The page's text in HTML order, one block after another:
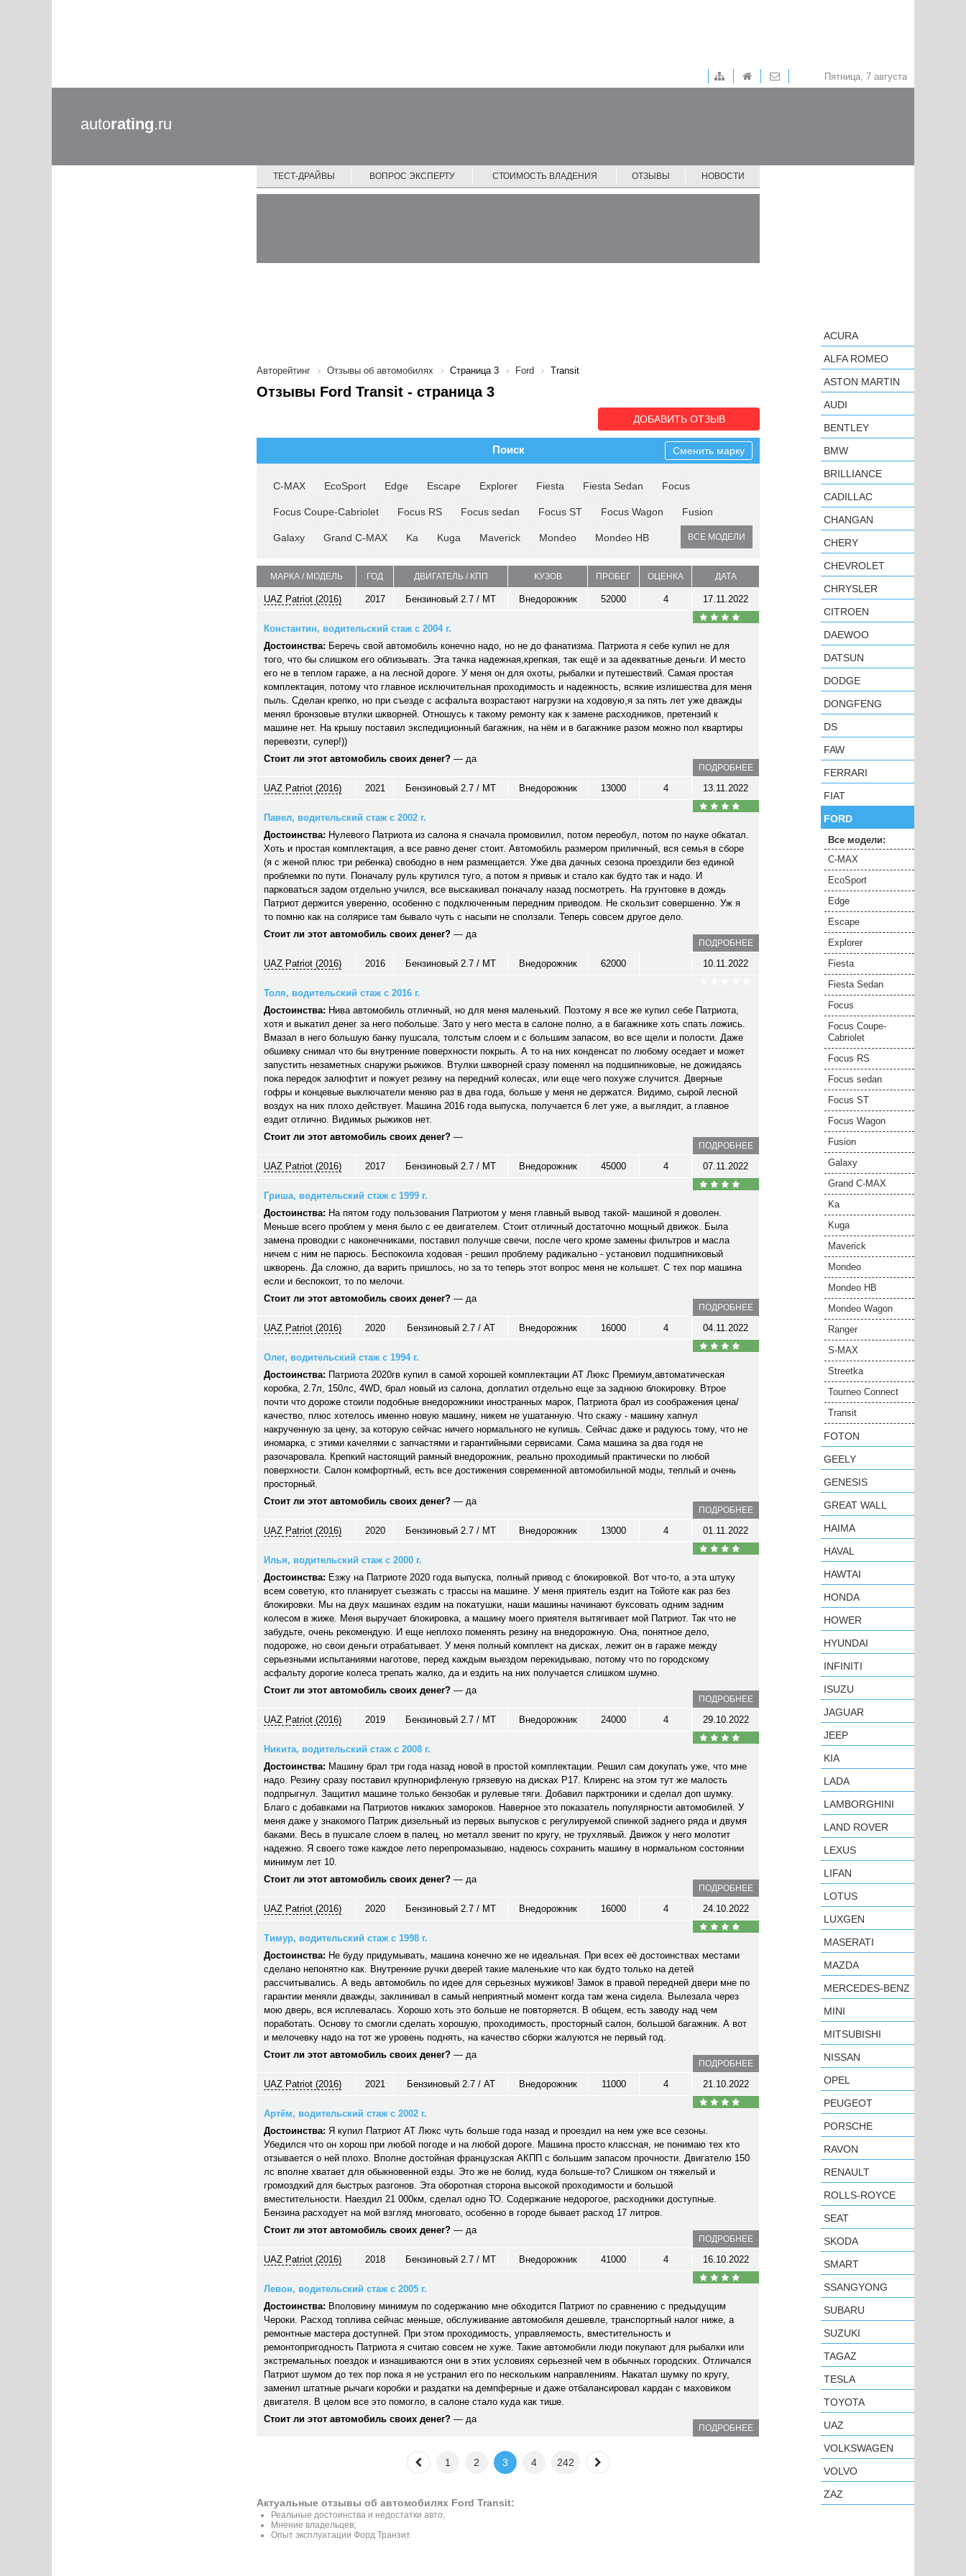
Пятница, 7 августа
autorating.ru
ТЕСТ-ДРАЙВЫ ВОПРОС ЭКСПЕРТУ СТОИМОСТЬ ВЛАДЕНИЯ ОТЗЫВЫ НОВОСТИ
Авторейтинг Отзывы об автомобилях Страница 3 Ford Transit
Отзывы Ford Transit - cтраница 3
ДОБАВИТЬ ОТЗЫВ
Поиск Сменить марку
C-MAX EcoSport Edge Escape Explorer Fiesta Fiesta Sedan Focus
Focus Coupe-Cabriolet Focus RS Focus sedan Focus ST Focus Wagon Fusion
Galaxy Grand C-MAX Ka Kuga Maverick Mondeo Mondeo HB ВСЕ МОДЕЛИ
МАРКА / МОДЕЛЬ ГОД ДВИГАТЕЛЬ / КПП КУЗОВ ПРОБЕГ ОЦЕНКА ДАТА
UAZ Patriot (2016) 2017 Бензиновый 2.7 / MT Внедорожник 52000 4 17.11.2022
Константин, водительский стаж с 2004 г.
Достоинства: Беречь свой автомобиль конечно надо, но не до фанатизма. Патриота я себе купил не для
того, что бы слишком его облизывать. Эта тачка надежная,крепкая, так ещё и за адекватные деньги. И место
его не в теплом гараже, а на лесной дороге. У меня он для охоты, рыбалки и путешествий. Самая простая
комплектация, потому что главное исключительная проходимость и надежность, всякие излишества для меня
пыль. Сделан крепко, но при съезде с асфальта возрастают нагрузки на ходовую,я за пять лет уже дважды
менял бронзовые втулки шкворней. Отношусь к такому ремонту как к замене расходников, претензий к
машине нет. На крышу поставил экспедиционный багажник, на нём и в багажнике разом можно пол квартиры
перевезти, супер!))
Стоит ли этот автомобиль своих денег? — да
ПОДРОБНЕЕ
UAZ Patriot (2016) 2021 Бензиновый 2.7 / MT Внедорожник 13000 4 13.11.2022
Павел, водительский стаж с 2002 г.
Достоинства: Нулевого Патриота из салона я сначала промовилил, потом переобул, потом по науке обкатал.
Хоть и простая комплектация, а все равно денег стоит. Автомобиль размером приличный, вся семья в сборе
(я с женой плюс три ребенка) свободно в нем размещается. Уже два дачных сезона проездили без единой
проблемки по пути. Поначалу руль крутился туго, а потом я привык и стало как будто так и надо. И
парковаться задом отдельно учился, все выскакивал поначалу назад посмотреть. На грунтовке в дождь
Патриот держится уверенно, особенно с подключенным передним приводом. Не скользит совершенно. Уж я
то помню как на солярисе там бывало чуть с насыпи не сползали. Теперь совсем другое дело.
Стоит ли этот автомобиль своих денег? — да
ПОДРОБНЕЕ
UAZ Patriot (2016) 2016 Бензиновый 2.7 / MT Внедорожник 62000 10.11.2022
Толя, водительский стаж с 2016 г.
Достоинства: Нива автомобиль отличный, но для меня маленький. Поэтому я все же купил себе Патриота,
хотя и выкатил денег за него побольше. Зато у него места в салоне полно, а в багажнике хоть спать ложись.
Вмазал в него большую банку пушсала, толстым слоем и с большим запасом, во все щели и полости. Даже
обшивку снимал что бы внутренние поверхности покрыть. А то на них конденсат по любому оседает и может
запустить незаметных снаружи рыжиков. Втулки шкворней сразу поменял на подшипниковые, не дожидаясь
пока передок залюфтит и пожует резину на передний колесах, или еще чего похуже случится. Дверные
гофры и концевые выключатели меняю раз в два года, больше у меня не держатся. Видимо, сырой лесной
воздух на них плохо действует. Машина 2016 года выпуска, получается 6 лет уже, а выглядит, а главное
ездит отлично. Видимых рыжиков нет.
Стоит ли этот автомобиль своих денег? —
ПОДРОБНЕЕ
UAZ Patriot (2016) 2017 Бензиновый 2.7 / MT Внедорожник 45000 4 07.11.2022
Гриша, водительский стаж с 1999 г.
Достоинства: На пятом году пользования Патриотом у меня главный вывод такой- машиной я доволен.
Меньше всего проблем у меня было с ее двигателем. Стоит отличный достаточно мощный движок. Была
замена проводки с наконечниками, поставил получше свечи, после чего кроме замены фильтров и масла
ничем с ним не парюсь. Беспокоила ходовая - решил проблему радикально - установил подшипниковый
шкворень. Да сложно, да варить пришлось, но за то теперь этот вопрос меня не колышет. С тех пор машина
если и беспокоит, то по мелочи.
Стоит ли этот автомобиль своих денег? — да
ПОДРОБНЕЕ
UAZ Patriot (2016) 2020 Бензиновый 2.7 / AT Внедорожник 16000 4 04.11.2022
Олег, водительский стаж с 1994 г.
Достоинства: Патриота 2020гв купил в самой хорошей комплектации АТ Люкс Премиум,автоматическая
коробка, 2.7л, 150лс, 4WD, брал новый из салона, доплатил отдельно еще за заднюю блокировку. Втрое
почти что дороже стоили подобные внедорожники иностранных марок, Патриота брал из соображения цена/
качество, плюс хотелось именно новую машину, никем не ушатанную. Что скажу - машину хапнул
накрученную за цену, за которую сейчас ничего нормального не купишь. Сейчас даже и радуюсь тому, что не
иномарка, с этими качелями с запчастями и гарантийными сервисами. Сама машина за два годя не
разочаровала. Крепкий настоящий рамный внедорожник, реально проходимый практически по любой
поверхности. Салон комфортный, есть все достижения современной автомобильной моды, теплый и очень
просторный.
Стоит ли этот автомобиль своих денег? — да
ПОДРОБНЕЕ
UAZ Patriot (2016) 2020 Бензиновый 2.7 / MT Внедорожник 13000 4 01.11.2022
Илья, водительский стаж с 2000 г.
Достоинства: Езжу на Патриоте 2020 года выпуска, полный привод с блокировкой. Вот что-то, а эта штуку
всем советую, кто планирует съезжать с трассы на машине. У меня приятель ездит на Тойоте как раз без
блокировки. Мы на двух машинах ездим на покатушки, наши машины начинают буксовать одним задним
колесом в жиже. Меня выручает блокировка, а машину моего приятеля вытягивает мой Патриот. Так что не
забудьте, очень рекомендую. И еще неплохо поменять резину на внедорожную. Она, понятное дело,
подороже, но свои деньги отрабатывает. У меня полный комплект на дисках, лежит он в гараже между
серьезными испытаниями наготове, перед каждым выездом перекидываю, потому что по городскому
асфальту дорогие колеса трепать жалко, да и ездить на них получается слишком шумно.
Стоит ли этот автомобиль своих денег? — да
ПОДРОБНЕЕ
UAZ Patriot (2016) 2019 Бензиновый 2.7 / MT Внедорожник 24000 4 29.10.2022
Никита, водительский стаж с 2008 г.
Достоинства: Машину брал три года назад новой в простой комплектации. Решил сам докупать уже, что мне
надо. Резину сразу поставил крупнорифленую грязевую на дисках Р17. Клиренс на этом тут же малость
подпрыгнул. Защитил машине только бензобак и рулевые тяги. Добавил парктроники и сделал доп шумку.
Благо с добавками на Патриотов никаких замороков. Наверное это показатель популярности автомобилей. У
меня даже у знакомого Патрик дизельный из первых выпусков с регулируемой спинкой заднего ряда и двумя
баками. Весь в пушсале слоем в палец, но металл звенит по кругу, не трухлявый. Движок у него молотит
надежно. Я своего тоже каждое лето перепромазываю, надеюсь сохранить машину в нормальном состоянии
минимум лет 10.
Стоит ли этот автомобиль своих денег? — да
ПОДРОБНЕЕ
UAZ Patriot (2016) 2020 Бензиновый 2.7 / MT Внедорожник 16000 4 24.10.2022
Тимур, водительский стаж с 1998 г.
Достоинства: Не буду придумывать, машина конечно же не идеальная. При всех её достоинствах местами
сделано непонятно как. Внутренние ручки дверей такие маленькие что как будто только на детей
рассчитывались. А ведь автомобиль по идее для серьезных мужиков! Замок в правой передней двери мне по
гарантии меняли дважды, заклинивал в самый неприятный момент когда там жена сидела. Вылезала через
мою дверь, вся исплевалась. Хорошо хоть это больше не повторяется. В общем, есть заводу над чем
поработать. Основу то смогли сделать хорошую, проходимость, просторный салон, большой багажник. А вот
и мелочевку надо на тот же уровень поднять, на качество сборки жалуются не первый год.
Стоит ли этот автомобиль своих денег? — да
ПОДРОБНЕЕ
UAZ Patriot (2016) 2021 Бензиновый 2.7 / AT Внедорожник 11000 4 21.10.2022
Артём, водительский стаж с 2002 г.
Достоинства: Я купил Патриот АТ Люкс чуть больше года назад и проездил на нем уже все сезоны.
Убедился что он хорош при любой погоде и на любой дороге. Машина просто классная, не понимаю тех кто
отзывается о ней плохо. Вполне достойная французская АКПП с большим запасом прочности. Двигателю 150
лс вполне хватает для обыкновенной езды. Это же не болид, куда больше-то? Слишком он тяжелый и
громоздкий для быстрых разгонов. Эта оборотная сторона высокой проходимости и большой
вместительности. Наездил 21 000км, сделал одно ТО. Содержание недорогое, расходники доступные.
Бензина расходует на мой взгляд многовато, особенно в городе бывает расход 17 литров.
Стоит ли этот автомобиль своих денег? — да
ПОДРОБНЕЕ
UAZ Patriot (2016) 2018 Бензиновый 2.7 / MT Внедорожник 41000 4 16.10.2022
Левон, водительский стаж с 2005 г.
Достоинства: Вполовину минимум по содержанию мне обходится Патриот по сравнению с предыдущим
Чероки. Расход топлива сейчас меньше, обслуживание автомобиля дешевле, транспортный налог ниже, а
ремонтные мастера доступней. При этом проходимость, управляемость, вместительность и
ремонтопригодность Патриота я считаю совсем не хуже. Такие автомобили люди покупают для рыбалки или
экстремальных поездок и изнашиваются они в этих условиях серьезней чем в обычных городских. Отличался
Патриот шумом до тех пор пока я не устранил его по нескольким направлениям. Накатал шумку по кругу,
заменил штатные рычаги коробки и раздатки на демпферные и даже отбалансировал кардан с маховиком
двигателя. В целом все это помогло, в салоне стало куда как тише.
Стоит ли этот автомобиль своих денег? — да
ПОДРОБНЕЕ
1 2 3 4 242
Актуальные отзывы об автомобилях Ford Transit:
Реальные достоинства и недостатки авто;
Мнение владельцев;
Опыт эксплуатации Форд Транзит.
ACURA
ALFA ROMEO
ASTON MARTIN
AUDI
BENTLEY
BMW
BRILLIANCE
CADILLAC
CHANGAN
CHERY
CHEVROLET
CHRYSLER
CITROEN
DAEWOO
DATSUN
DODGE
DONGFENG
DS
FAW
FERRARI
FIAT
FORD
Все модели:
C-MAX
EcoSport
Edge
Escape
Explorer
Fiesta
Fiesta Sedan
Focus
Focus Coupe-
Cabriolet
Focus RS
Focus sedan
Focus ST
Focus Wagon
Fusion
Galaxy
Grand C-MAX
Ka
Kuga
Maverick
Mondeo
Mondeo HB
Mondeo Wagon
Ranger
S-MAX
Streetka
Tourneo Connect
Transit
FOTON
GEELY
GENESIS
GREAT WALL
HAIMA
HAVAL
HAWTAI
HONDA
HOWER
HYUNDAI
INFINITI
ISUZU
JAGUAR
JEEP
KIA
LADA
LAMBORGHINI
LAND ROVER
LEXUS
LIFAN
LOTUS
LUXGEN
MASERATI
MAZDA
MERCEDES-BENZ
MINI
MITSUBISHI
NISSAN
OPEL
PEUGEOT
PORSCHE
RAVON
RENAULT
ROLLS-ROYCE
SEAT
SKODA
SMART
SSANGYONG
SUBARU
SUZUKI
TAGAZ
TESLA
TOYOTA
UAZ
VOLKSWAGEN
VOLVO
ZAZ